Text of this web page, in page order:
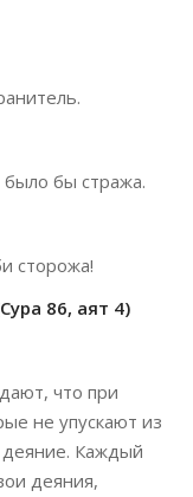
бы стража.
сторожа!
86, аят 4)
что при
не упускают из
деяние. Каждый
деяния,